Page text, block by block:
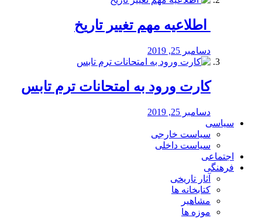
️ اطلاعیه مهم تغییر تاریخ
دسامبر 25, 2019
کارت ورود به امتحانات ترم تابس
دسامبر 25, 2019
سیاسی
سیاست خارجی
سیاست داخلی
اجتماعی
فرهنگی
آثار تاریخی
کتابخانه ها
مشاهیر
موزه ها